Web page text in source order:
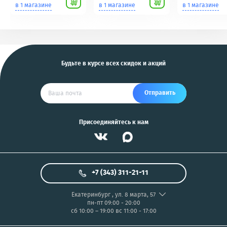
Scher-Khan,
Tomahawk, Pandora,
в 1 магазине
для фотоаппаратов
NIKON/SONY COOL
в 1 магазине
в 1 магазине
Будьте в курсе всех скидок и акций
Отправить
Присоединяйтесь к нам
+7 (343) 311-21-11
Екатеринбург, ул. 8 марта, 57
пн-пт 09:00 - 20:00
сб 10:00 – 19:00 вс 11:00 - 17:00